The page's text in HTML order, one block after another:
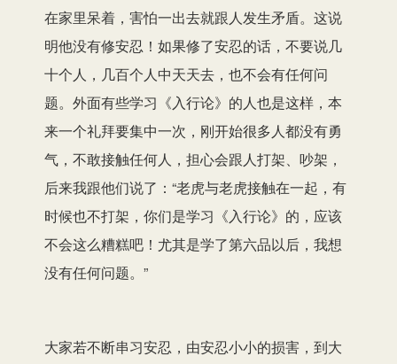
在家里呆着，害怕一出去就跟人发生矛盾。这说
明他没有修安忍！如果修了安忍的话，不要说几
十个人，几百个人中天天去，也不会有任何问
题。外面有些学习《入行论》的人也是这样，本
来一个礼拜要集中一次，刚开始很多人都没有勇
气，不敢接触任何人，担心会跟人打架、吵架，
后来我跟他们说了：“老虎与老虎接触在一起，有
时候也不打架，你们是学习《入行论》的，应该
不会这么糟糕吧！尤其是学了第六品以后，我想
没有任何问题。”
大家若不断串习安忍，由安忍小小的损害，到大